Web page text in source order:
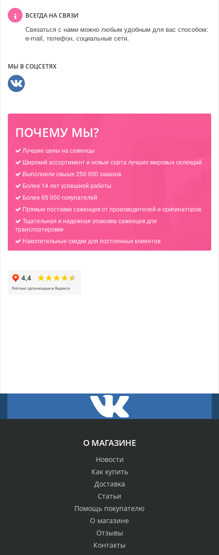
ВСЕГДА НА СВЯЗИ
Связаться с нами можно любым удобным для вас способом:
e-mail, телефон, социальные сети.
МЫ В СОЦСЕТЯХ
ПОЧЕМУ МЫ?
Лучшие цены на саженцы
Широкий ассортимент и новые сорта лучших мировых селекций
Выполнили свыше 250 000 заказов
Более 14 лет успешной работы
Более 65 000 покупателей
Прямые поставки саженцев от производителей и оригинаторов
Тщательная и надежная упаковка саженцев для
транспортировки
Накопительные скидки для постоянных клиентов
О МАГАЗИНЕ
Новости
Как купить
Доставка
Статьи
Помощь покупателю
О магазине
Отзывы
Контакты